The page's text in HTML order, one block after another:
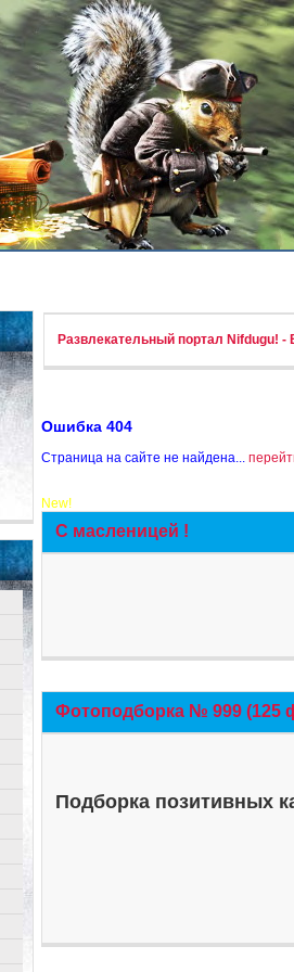
Развлекательный портал Nifdugu!
Ошибка 404
Страница на сайте не найдена...
New!
С масленицей !
Фотоподборка № 999 (125
Подборка позитивных